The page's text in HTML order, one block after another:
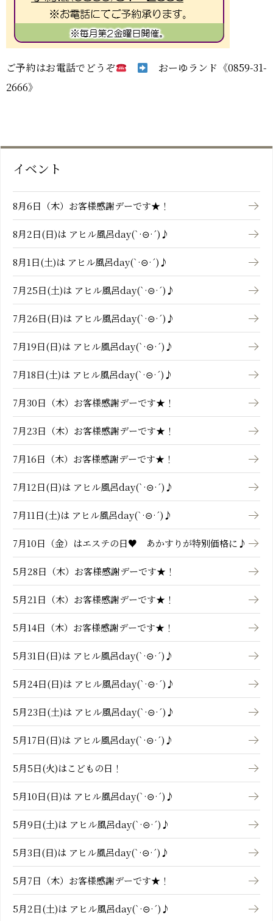
ご予約はお電話でどうぞ
おーゆランド《0859-31-
2666》
イベント
8月6日（木）お客様感謝デーです★！
8月2日(日)は アヒル風呂day(`·⊝·´)♪
8月1日(土)は アヒル風呂day(`·⊝·´)♪
7月25日(土)は アヒル風呂day(`·⊝·´)♪
7月26日(日)は アヒル風呂day(`·⊝·´)♪
7月19日(日)は アヒル風呂day(`·⊝·´)♪
7月18日(土)は アヒル風呂day(`·⊝·´)♪
7月30日（木）お客様感謝デーです★！
7月23日（木）お客様感謝デーです★！
7月16日（木）お客様感謝デーです★！
7月12日(日)は アヒル風呂day(`·⊝·´)♪
7月11日(土)は アヒル風呂day(`·⊝·´)♪
7月10日（金）はエステの日♥ あかすりが特別価格に♪
5月28日（木）お客様感謝デーです★！
5月21日（木）お客様感謝デーです★！
5月14日（木）お客様感謝デーです★！
5月31日(日)は アヒル風呂day(`·⊝·´)♪
5月24日(日)は アヒル風呂day(`·⊝·´)♪
5月23日(土)は アヒル風呂day(`·⊝·´)♪
5月17日(日)は アヒル風呂day(`·⊝·´)♪
5月5日(火)はこどもの日！
5月10日(日)は アヒル風呂day(`·⊝·´)♪
5月9日(土)は アヒル風呂day(`·⊝·´)♪
5月3日(日)は アヒル風呂day(`·⊝·´)♪
5月7日（木）お客様感謝デーです★！
5月2日(土)は アヒル風呂day(`·⊝·´)♪